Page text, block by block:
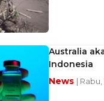
Australia
Indonesia
News | Rabu,